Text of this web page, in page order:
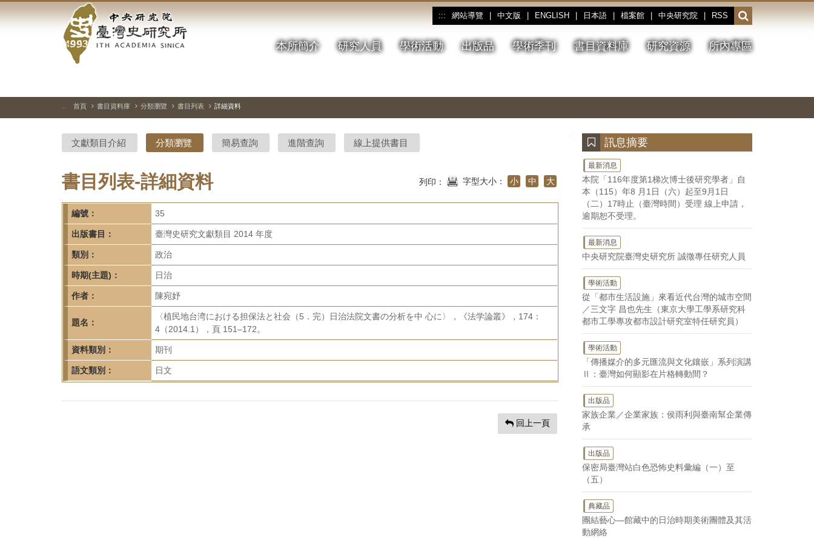
到
中
央
研
院-
臺
灣
史
研
究
所-
首
頁
::: 網站導覽 中文版 ENGLISH 日本語 檔案館 中央研究院 RSS
開
啟
或
收
本所簡介 研究人員 學術活動 出版品 學術季刊 書目資料庫 研究資源 所內專區
停、
圖
圖
結
::: 首頁 書目資料庫 分類瀏覽 書目列表 詳細資料
文獻類目介紹 分類瀏覽 簡易查詢 進階查詢 線上提供書目
書目列表-詳細資料 列印： 字型大小： 小 中 大
編號： 35
出版書目： 臺灣史研究文獻類目 2014 年度
類別： 政治
時期(主題)： 日治
作者： 陳宛妤
題名：
〈植民地台湾における担保法と社会（5．完）日治法院文書の分析を中 心に〉，《法学論叢》，174：
4（2014.1），頁 151–172。
資料類別： 期刊
語文類別： 日文
回上一頁
訊息摘要
最新消息
本院「116年度第1梯次博士後研究學者」自
本（115）年8 月1日（六）起至9月1日
（二）17時止（臺灣時間）受理 線上申請，
逾期恕不受理。
最新消息
中央研究院臺灣史研究所 誠徵專任研究人員
學術活動
從「都市生活設施」來看近代台灣的城市空間
／三文字 昌也先生（東京大學工學系研究科
都市工學專攻都市設計研究室特任研究員）
學術活動
「傳播媒介的多元匯流與文化鑲嵌」系列演講
Ⅱ：臺灣如何顯影在片格轉動間？
出版品
家族企業／企業家族：侯雨利與臺南幫企業傳
承
出版品
保密局臺灣站白色恐怖史料彙編（一）至
（五）
典藏品
團結藝心—館藏中的日治時期美術團體及其活
動網絡